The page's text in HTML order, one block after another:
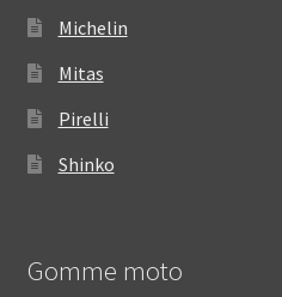
Michelin
Mitas
Pirelli
Shinko
Gomme moto